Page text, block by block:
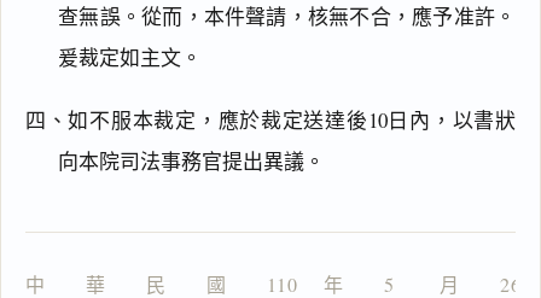
查無誤。從而，本件聲請，核無不合，應予准許。
爰裁定如主文。
四、如不服本裁定，應於裁定送達後10日內，以書狀
向本院司法事務官提出異議。
中　　華　　民　　國　　110 　年　　5 　　月　　26
一
全